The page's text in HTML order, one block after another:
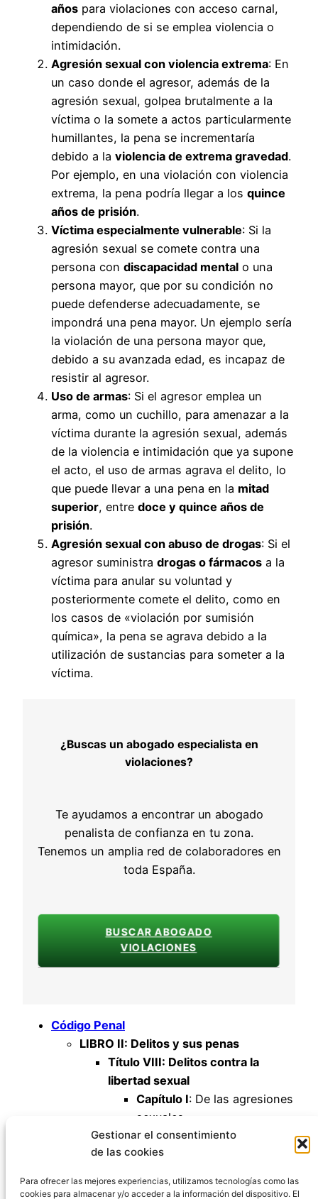
Gestionar el consentimiento
de las cookies
Para ofrecer las mejores experiencias, utilizamos tecnologías como las
cookies para almacenar y/o acceder a la información del dispositivo. El
años para violaciones con acceso carnal,
dependiendo de si se emplea violencia o
intimidación.
Agresión sexual con violencia extrema: En
un caso donde el agresor, además de la
agresión sexual, golpea brutalmente a la
víctima o la somete a actos particularmente
humillantes, la pena se incrementaría
debido a la violencia de extrema gravedad.
Por ejemplo, en una violación con violencia
extrema, la pena podría llegar a los quince
años de prisión.
Víctima especialmente vulnerable: Si la
agresión sexual se comete contra una
persona con discapacidad mental o una
persona mayor, que por su condición no
puede defenderse adecuadamente, se
impondrá una pena mayor. Un ejemplo sería
la violación de una persona mayor que,
debido a su avanzada edad, es incapaz de
resistir al agresor.
Uso de armas: Si el agresor emplea un
arma, como un cuchillo, para amenazar a la
víctima durante la agresión sexual, además
de la violencia e intimidación que ya supone
el acto, el uso de armas agrava el delito, lo
que puede llevar a una pena en la mitad
superior, entre doce y quince años de
prisión.
Agresión sexual con abuso de drogas: Si el
agresor suministra drogas o fármacos a la
víctima para anular su voluntad y
posteriormente comete el delito, como en
los casos de «violación por sumisión
química», la pena se agrava debido a la
utilización de sustancias para someter a la
víctima.
¿Buscas un abogado especialista en
violaciones?
Te ayudamos a encontrar un abogado
penalista de confianza en tu zona.
Tenemos un amplia red de colaboradores en
toda España.
BUSCAR ABOGADO
VIOLACIONES
Código Penal
LIBRO II: Delitos y sus penas
Título VIII: Delitos contra la
libertad sexual
Capítulo I: De las agresiones
sexuales
Artículo 178